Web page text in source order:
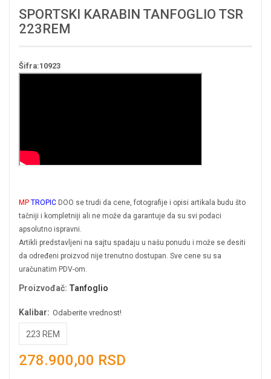
SPORTSKI KARABIN TANFOGLIO TSR
223REM
Šifra:10923
MP TROPIC DOO se trudi da cene, fotografije i opisi artikala budu što
tačniji i kompletniji ali ne može da garantuje da su svi podaci
apsolutno ispravni.
Artikli predstavljeni na sajtu spadaju u našu ponudu i može se desiti
da određeni proizvod nije trenutno dostupan. Sve cene su sa
uračunatim PDV-om.
Proizvođač: Tanfoglio
Kalibar: Odaberite vrednost!
223 REM
278.900,00 RSD